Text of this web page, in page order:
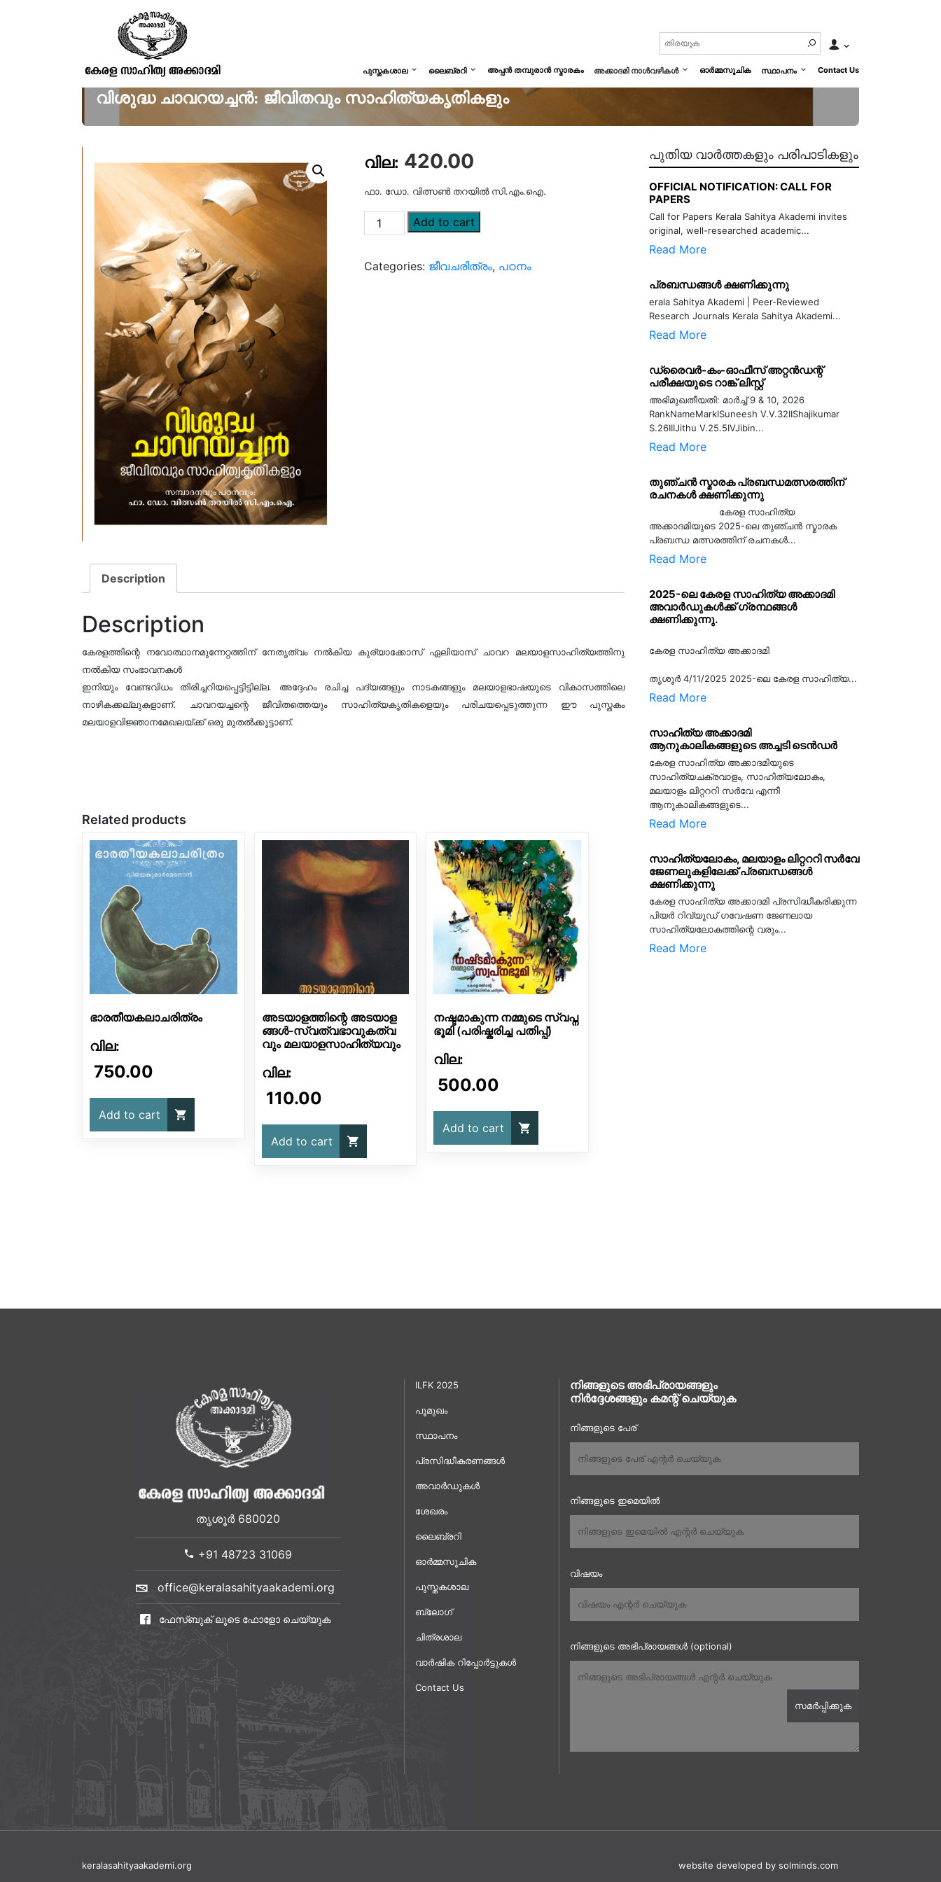
പുസ്തകശാല ലൈബ്രറി അപ്പൻ തമ്പുരാൻ സ്മാരകം അക്കാദമി നാൾവഴികൾ ഓർമ്മസൂചിക സ്ഥാപനം Contact Us
വിശുദ്ധ ചാവറയച്ചൻ: ജീവിതവും സാഹിത്യകൃതികളും
420.00
ഫാ. ഡോ. വിത്സൺ തറയിൽ സി.എം.ഐ.
Add to cart
Categories: ജീവചരിത്രം, പഠനം
Description
Description
കേരളത്തിന്റെ നവോത്ഥാനമുന്നേറ്റത്തിന് നേതൃത്വം നൽകിയ കുര്യാക്കോസ് ഏലിയാസ് ചാവറ മലയാളസാഹിത്യത്തിനു
നൽകിയ സംഭാവനകൾ
ഇനിയും വേണ്ടവിധം തിരിച്ചറിയപ്പെട്ടിട്ടില്ല. അദ്ദേഹം രചിച്ച പദ്യങ്ങളും നാടകങ്ങളും മലയാളഭാഷയുടെ വികാസത്തിലെ
നാഴികക്കല്ലുകളാണ്. ചാവറയച്ചന്റെ ജീവിതത്തെയും സാഹിത്യകൃതികളെയും പരിചയപ്പെടുത്തുന്ന ഈ പുസ്തകം
മലയാളവിജ്ഞാനമേഖലയ്ക്ക് ഒരു മുതൽക്കൂട്ടാണ്.
Related products
ഭാരതീയകലാചരിത്രം
750.00
Add to cart
അടയാളത്തിന്റെ അടയാള
ങ്ങൾ-സ്വത്വഭാവുകത്വ
വും മലയാളസാഹിത്യവും
110.00
Add to cart
നഷ്ടമാകുന്ന നമ്മുടെ സ്വപ്ന
ഭൂമി (പരിഷ്കരിച്ച പതിപ്പ്)
500.00
Add to cart
പുതിയ വാർത്തകളും പരിപാടികളും
OFFICIAL NOTIFICATION: CALL FOR
PAPERS
Call for Papers Kerala Sahitya Akademi invites
original, well-researched academic...
Read More
പ്രബന്ധങ്ങൾ ക്ഷണിക്കുന്നു
erala Sahitya Akademi | Peer-Reviewed
Research Journals Kerala Sahitya Akademi...
Read More
ഡ്രൈവർ-കം-ഓഫീസ് അറ്റൻഡന്റ്
പരീക്ഷയുടെ റാങ്ക് ലിസ്റ്റ്
അഭിമുഖതീയതി: മാർച്ച് 9 & 10, 2026
RankNameMarkISuneesh V.V.32IIShajikumar
S.26IIIJithu V.25.5IVJibin...
Read More
തുഞ്ചൻ സ്മാരക പ്രബന്ധമത്സരത്തിന്
രചനകൾ ക്ഷണിക്കുന്നു
കേരള സാഹിത്യ
അക്കാദമിയുടെ 2025-ലെ തുഞ്ചൻ സ്മാരക
പ്രബന്ധ മത്സരത്തിന് രചനകൾ...
Read More
2025-ലെ കേരള സാഹിത്യ അക്കാദമി
അവാർഡുകൾക്ക് ഗ്രന്ഥങ്ങൾ
ക്ഷണിക്കുന്നു.
കേരള സാഹിത്യ അക്കാദമി
തൃശൂര്‍ 4/11/2025 2025-ലെ കേരള സാഹിത്യ...
Read More
സാഹിത്യ അക്കാദമി
ആനുകാലികങ്ങളുടെ അച്ചടി ടെൻഡർ
കേരള സാഹിത്യ അക്കാദമിയുടെ
സാഹിത്യചക്രവാളം, സാഹിത്യലോകം,
മലയാളം ലിറ്റററി സർവേ എന്നീ
ആനുകാലികങ്ങളുടെ...
Read More
സാഹിത്യലോകം, മലയാളം ലിറ്റററി സർവേ
ജേണലുകളിലേക്ക് പ്രബന്ധങ്ങൾ
ക്ഷണിക്കുന്നു
കേരള സാഹിത്യ അക്കാദമി പ്രസിദ്ധീകരിക്കുന്ന
പിയര്‍ റിവ്യൂഡ് ഗവേഷണ ജേണലായ
സാഹിത്യലോകത്തിന്റെ വരും...
Read More
തൃശൂർ 680020
+91 48723 31069
office@keralasahityaakademi.org
ഫേസ്ബുക് ലൂടെ ഫോളോ ചെയ്യുക
ILFK 2025
പൂമുഖം
സ്ഥാപനം
പ്രസിദ്ധീകരണങ്ങൾ
അവാർഡുകൾ
ശേഖരം
ലൈബ്രറി
ഓർമ്മസൂചിക
പുസ്തകശാല
ബ്ലോഗ്
ചിത്രശാല
വാർഷിക റിപ്പോർട്ടുകൾ
Contact Us
നിങ്ങളുടെ അഭിപ്രായങ്ങളും
നിർദ്ദേശങ്ങളും കമന്റ് ചെയ്യുക
നിങ്ങളുടെ പേര്
നിങ്ങളുടെ ഇമെയിൽ
വിഷയം
നിങ്ങളുടെ അഭിപ്രായങ്ങൾ (optional)
keralasahityaakademi.org website developed by solminds.com